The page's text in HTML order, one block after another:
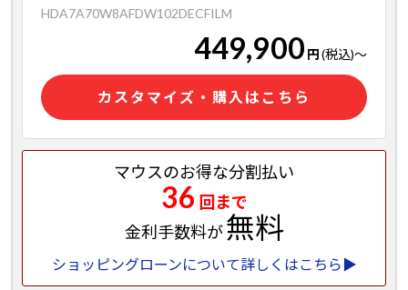
HDA7A70W8AFDW102DECFILM
449,900 円(税込)～
カスタマイズ・購入はこちら
マウスのお得な分割払い
36 回まで
金利手数料が無料
ショッピングローンについて詳しくはこちら▶